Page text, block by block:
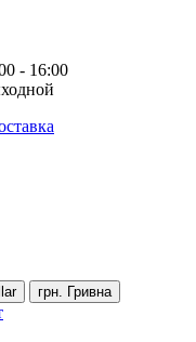
- 16:00
грн. Гривна